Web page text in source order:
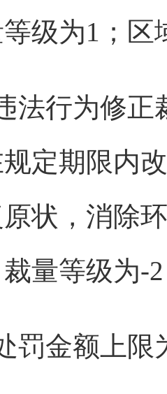
级为1；
行为修正
定期限内
状，消除
量等级为-
金额上限